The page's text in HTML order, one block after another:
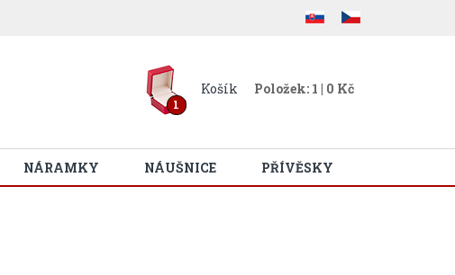
1
Košík Položek: 1 | 0 Kč
NÁRAMKY NÁUŠNICE PŘÍVĚSKY